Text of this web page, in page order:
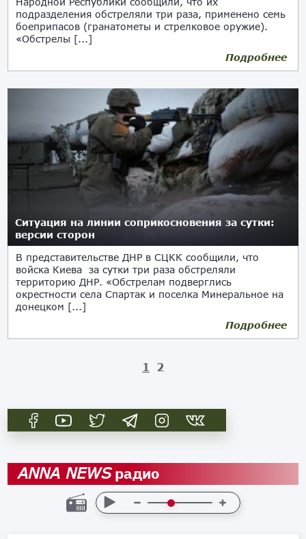
подразделения обстреляли три раза, применено семь
боеприпасов (гранатометы и стрелковое оружие).
«Обстрелы [...]
Подробнее
Ситуация на линии соприкосновения за сутки:
версии сторон
В представительстве ДНР в СЦКК сообщили, что
войска Киева за сутки три раза обстреляли
территорию ДНР. «Обстрелам подверглись
окрестности села Спартак и поселка Минеральное на
донецком [...]
Подробнее
1 2
ANNA NEWSрадио